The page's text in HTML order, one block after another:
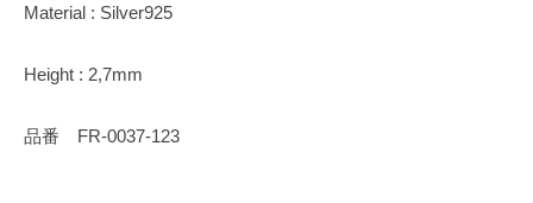
Material : Silver925
Height : 2,7mm
品番 FR-0037-123